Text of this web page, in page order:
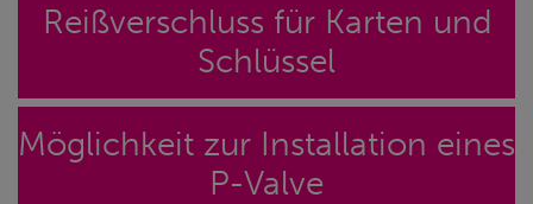
Reißverschluss für Karten und
Schlüssel
Möglichkeit zur Installation eines
P-Valve